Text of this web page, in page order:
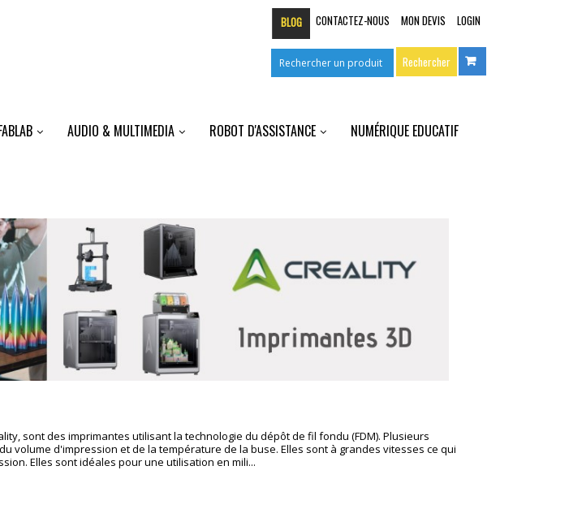
LOGIN
MON DEVIS
CONTACTEZ-NOUS
BLOG
AUDIO & MULTIMEDIA ROBOT D'ASSISTANCE
NUMÉRIQUE EDUCATIF
sont des imprimantes utilisant la technologie du dépôt de fil fondu (FDM). Plusieurs
volume d'impression et de la température de la buse. Elles sont à grandes vitesses ce qui
Elles sont idéales pour une utilisation en mili...